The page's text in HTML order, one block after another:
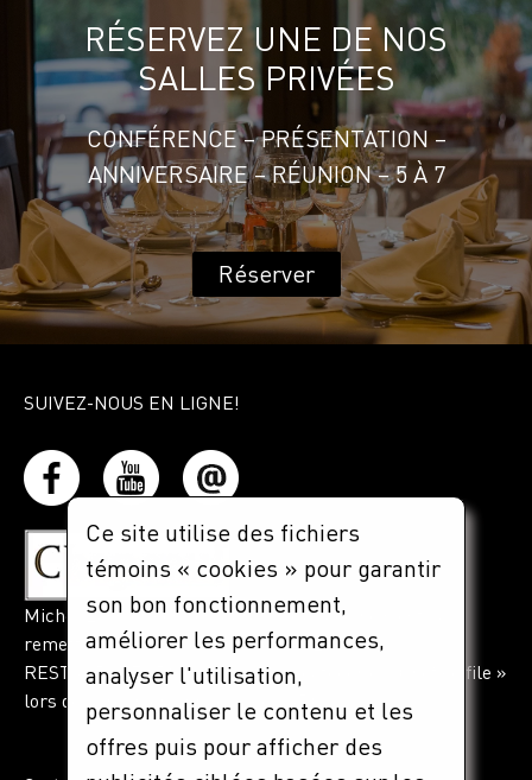
RÉSERVEZ UNE DE NOS
SALLES PRIVÉES
CONFÉRENCE – PRÉSENTATION –
ANNIVERSAIRE – RÉUNION – 5 À 7
Réserver
SUIVEZ-NOUS EN LIGNE!
Michel Lussier des restaurants Caffuccino s'est vu
remettre le prestigieux prix CHAPEAU
RESTAURATEURS ! 2015 dans la catégorie « Chef de file »
lors de la réunion annuelle de l'ARQ.
Ce site utilise des fichiers
témoins « cookies » pour garantir
son bon fonctionnement,
améliorer les performances,
analyser l'utilisation,
personnaliser le contenu et les
offres puis pour afficher des